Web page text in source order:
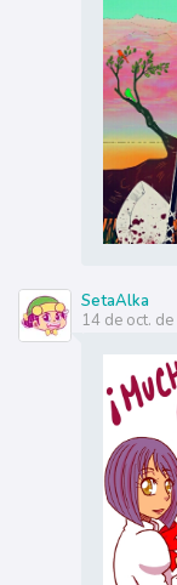
SetaAlka
14 de oct.